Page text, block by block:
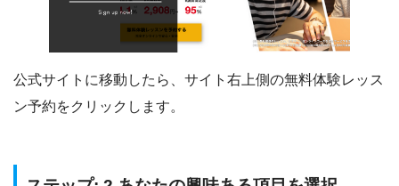
公式サイトに移動したら、サイト右上側の無料体験レッス
ン予約をクリックします。